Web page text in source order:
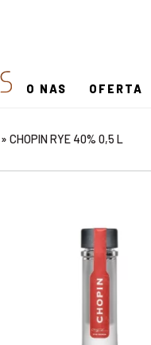
O NAS OFERTA
» CHOPIN RYE 40% 0,5 L